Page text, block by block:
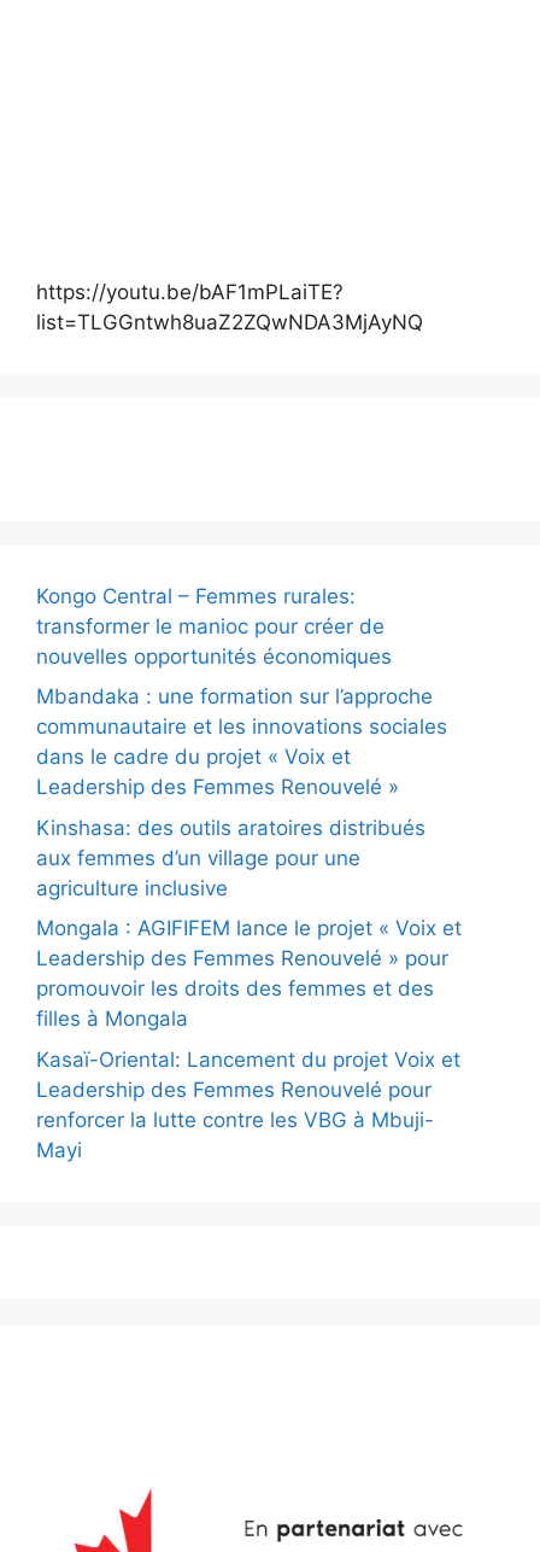
https://youtu.be/bAF1mPLaiTE?
list=TLGGntwh8uaZ2ZQwNDA3MjAyNQ
Kongo Central – Femmes rurales:
transformer le manioc pour créer de
nouvelles opportunités économiques
Mbandaka : une formation sur l’approche
communautaire et les innovations sociales
dans le cadre du projet « Voix et
Leadership des Femmes Renouvelé »
Kinshasa: des outils aratoires distribués
aux femmes d’un village pour une
agriculture inclusive
Mongala : AGIFIFEM lance le projet « Voix et
Leadership des Femmes Renouvelé » pour
promouvoir les droits des femmes et des
filles à Mongala
Kasaï-Oriental: Lancement du projet Voix et
Leadership des Femmes Renouvelé pour
renforcer la lutte contre les VBG à Mbuji-
Mayi